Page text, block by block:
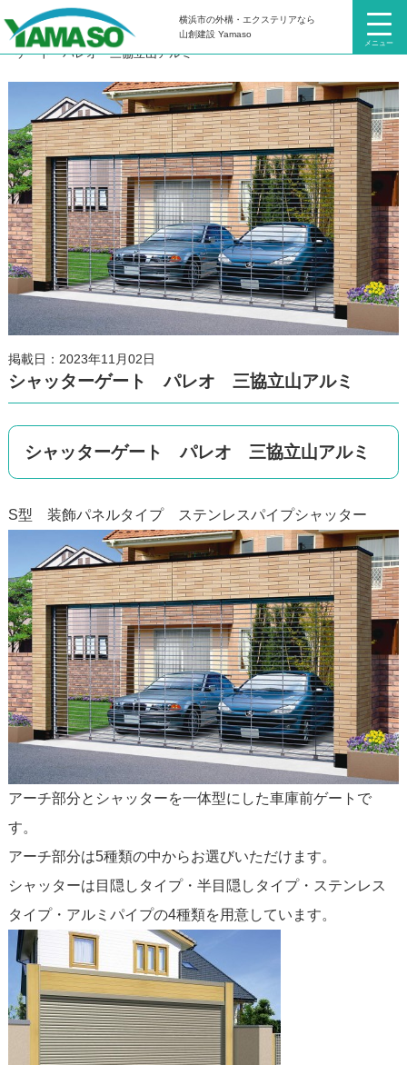
メニュー
横浜市の外構・エクステリアなら
山創建設 Yamaso
HOME外構の教科書 読んで学べる必読情報：商品編
シャッター
ゲート パレオ 三協立山アルミ
掲載日：2023年11月02日
シャッターゲート パレオ 三協立山アルミ
シャッターゲート パレオ 三協立山アルミ
S型 装飾パネルタイプ ステンレスパイプシャッター
アーチ部分とシャッターを一体型にした車庫前ゲートで
す。
アーチ部分は5種類の中からお選びいただけます。
シャッターは目隠しタイプ・半目隠しタイプ・ステンレス
タイプ・アルミパイプの4種類を用意しています。